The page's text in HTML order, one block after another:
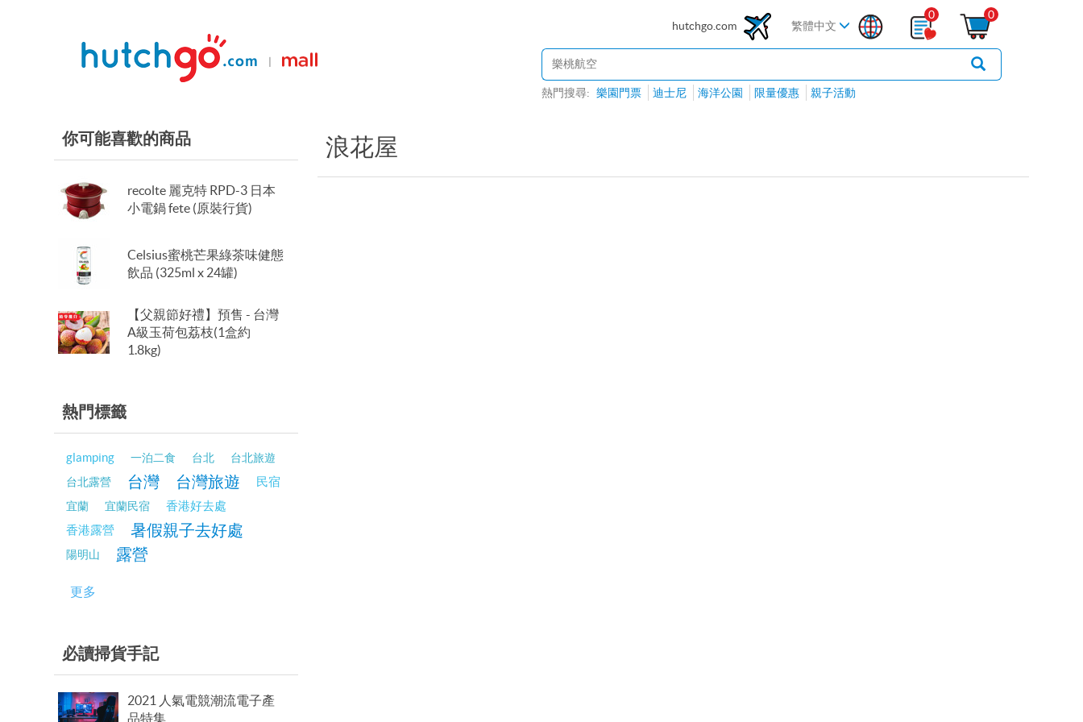
hutchgo.com 繁體中文
0 0
熱門搜尋: 樂園門票 迪士尼 海洋公園 限量優惠 親子活動
浪花屋
你可能喜歡的商品
recolte 麗克特 RPD-3 日本
小電鍋 fete (原裝行貨)
Celsius蜜桃芒果綠茶味健態
飲品 (325ml x 24罐)
【父親節好禮】預售 - 台灣
A級玉荷包荔枝(1盒約
1.8kg)
熱門標籤
glamping 一泊二食 台北
台北旅遊
台北露營
台灣 台灣旅遊 民宿
宜蘭 宜蘭民宿
香港好去處
香港露營
暑假親子去好處
陽明山 露營
更多
必讀掃貨手記
2021 人氣電競潮流電子產
品特集